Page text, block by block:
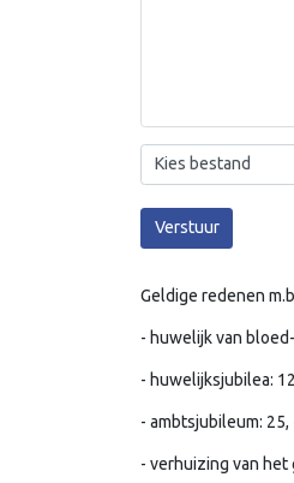
Kies bestand
Verstuur
Geldige redenen
- huwelijk van
- huwelijksjubilea:
- ambtsjubileum:
- verhuizing van het